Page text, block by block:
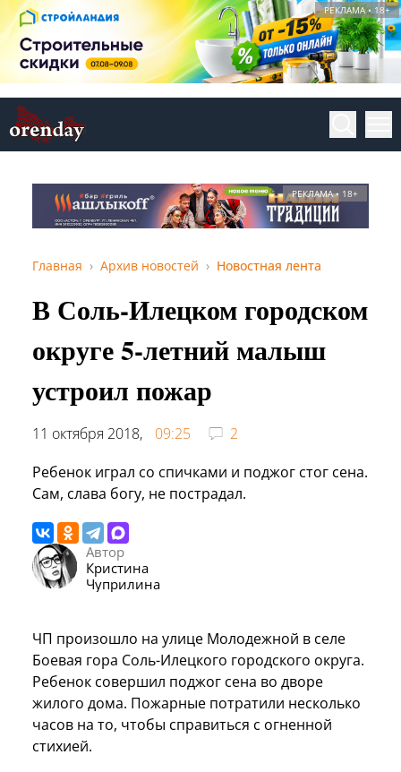
РЕКЛАМА • 18+
РЕКЛАМА • 18+
Главная Архив новостей Новостная лента
В Соль-Илецком городском
округе 5-летний малыш
устроил пожар
11 октября 2018, 09:25
2
Ребенок играл со спичками и поджог стог сена.
Сам, слава богу, не пострадал.
Автор
Кристина
Чуприлина
ЧП произошло на улице Молодежной в селе
Боевая гора Соль-Илецкого городского округа.
Ребенок совершил поджог сена во дворе
жилого дома. Пожарные потратили несколько
часов на то, чтобы справиться с огненной
стихией.